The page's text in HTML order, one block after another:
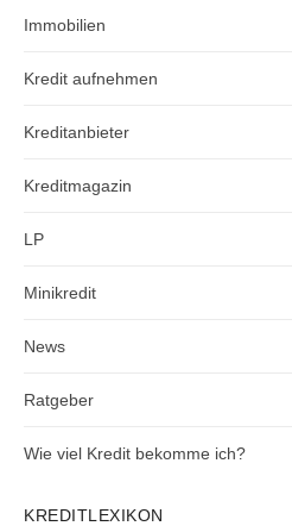
Immobilien
Kredit aufnehmen
Kreditanbieter
Kreditmagazin
LP
Minikredit
News
Ratgeber
Wie viel Kredit bekomme ich?
KREDITLEXIKON